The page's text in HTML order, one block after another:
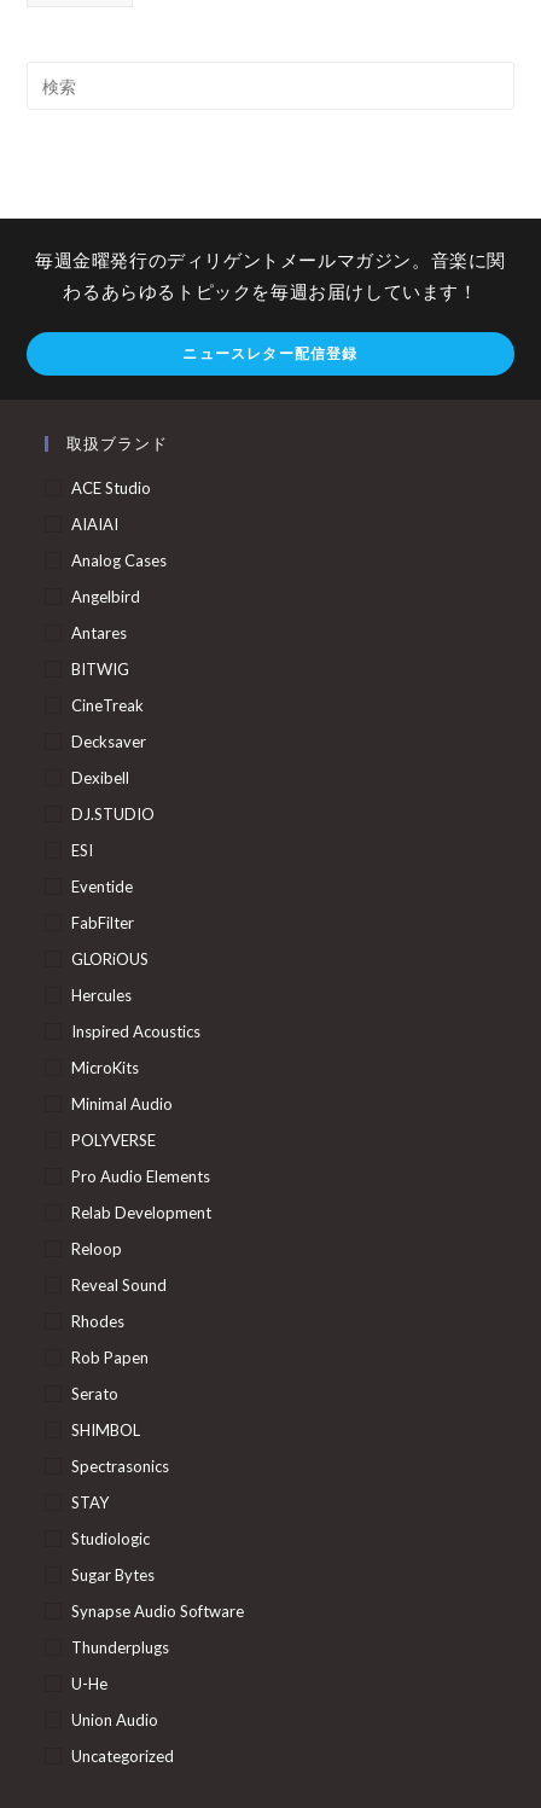
毎週金曜発行のディリゲントメールマガジン。音楽に関
わるあらゆるトピックを毎週お届けしています！
ニュースレター配信登録
取扱ブランド
ACE Studio
AIAIAI
Analog Cases
Angelbird
Antares
BITWIG
CineTreak
Decksaver
Dexibell
DJ.STUDIO
ESI
Eventide
FabFilter
GLORiOUS
Hercules
Inspired Acoustics
MicroKits
Minimal Audio
POLYVERSE
Pro Audio Elements
Relab Development
Reloop
Reveal Sound
Rhodes
Rob Papen
Serato
SHIMBOL
Spectrasonics
STAY
Studiologic
Sugar Bytes
Synapse Audio Software
Thunderplugs
U-He
Union Audio
Uncategorized